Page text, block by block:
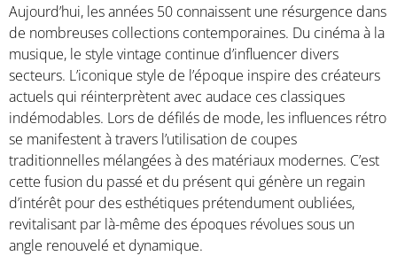
Aujourd’hui, les années 50 connaissent une résurgence dans
de nombreuses collections contemporaines. Du cinéma à la
musique, le style vintage continue d’influencer divers
secteurs. L’iconique style de l’époque inspire des créateurs
actuels qui réinterprètent avec audace ces classiques
indémodables. Lors de défilés de mode, les influences rétro
se manifestent à travers l’utilisation de coupes
traditionnelles mélangées à des matériaux modernes. C’est
cette fusion du passé et du présent qui génère un regain
d’intérêt pour des esthétiques prétendument oubliées,
revitalisant par là-même des époques révolues sous un
angle renouvelé et dynamique.